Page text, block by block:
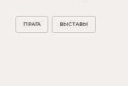
ПРАГА ВЫСТАВЫ